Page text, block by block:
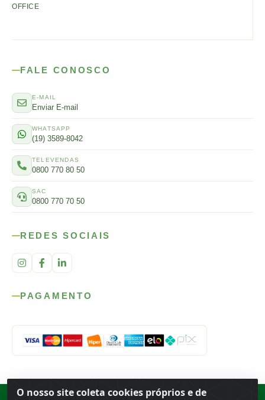
O nosso site coleta cookies próprios e de
OFFICE
FALE CONOSCO
E-MAIL
Enviar E-mail
WHATSAPP
(19) 3589-8042
TELEVENDAS
0800 770 80 50
SAC
0800 770 70 50
REDES SOCIAIS
PAGAMENTO